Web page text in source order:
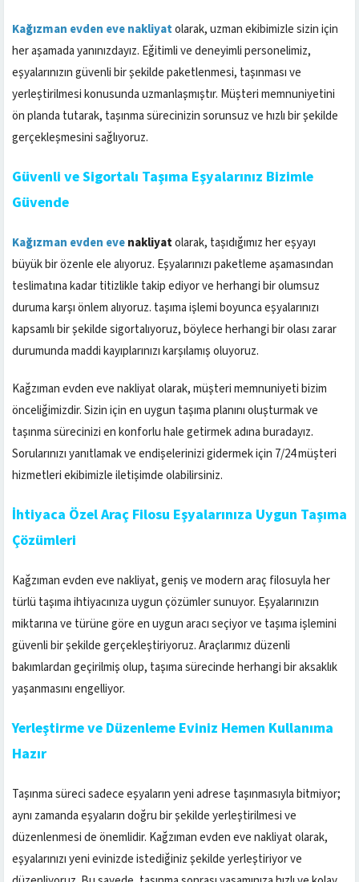
Kağızman evden eve nakliyatolarak, uzman ekibimizle sizin için
her aşamada yanınızdayız. Eğitimli ve deneyimli personelimiz,
eşyalarınızın güvenli bir şekilde paketlenmesi, taşınması ve
yerleştirilmesi konusunda uzmanlaşmıştır. Müşteri memnuniyetini
ön planda tutarak, taşınma sürecinizin sorunsuz ve hızlı bir şekilde
gerçekleşmesini sağlıyoruz.
Güvenli ve Sigortalı Taşıma Eşyalarınız Bizimle
Güvende
Kağızman evden evenakliyatolarak, taşıdığımız her eşyayı
büyük bir özenle ele alıyoruz. Eşyalarınızı paketleme aşamasından
teslimatına kadar titizlikle takip ediyor ve herhangi bir olumsuz
duruma karşı önlem alıyoruz. taşıma işlemi boyunca eşyalarınızı
kapsamlı bir şekilde sigortalıyoruz, böylece herhangi bir olası zarar
durumunda maddi kayıplarınızı karşılamış oluyoruz.
Kağzıman evden eve nakliyat olarak, müşteri memnuniyeti bizim
önceliğimizdir. Sizin için en uygun taşıma planını oluşturmak ve
taşınma sürecinizi en konforlu hale getirmek adına buradayız.
Sorularınızı yanıtlamak ve endişelerinizi gidermek için 7/24 müşteri
hizmetleri ekibimizle iletişimde olabilirsiniz.
İhtiyaca Özel Araç Filosu Eşyalarınıza Uygun Taşıma
Çözümleri
Kağzıman evden eve nakliyat, geniş ve modern araç filosuyla her
türlü taşıma ihtiyacınıza uygun çözümler sunuyor. Eşyalarınızın
miktarına ve türüne göre en uygun aracı seçiyor ve taşıma işlemini
güvenli bir şekilde gerçekleştiriyoruz. Araçlarımız düzenli
bakımlardan geçirilmiş olup, taşıma sürecinde herhangi bir aksaklık
yaşanmasını engelliyor.
Yerleştirme ve Düzenleme Eviniz Hemen Kullanıma
Hazır
Taşınma süreci sadece eşyaların yeni adrese taşınmasıyla bitmiyor;
aynı zamanda eşyaların doğru bir şekilde yerleştirilmesi ve
düzenlenmesi de önemlidir. Kağzıman evden eve nakliyat olarak,
eşyalarınızı yeni evinizde istediğiniz şekilde yerleştiriyor ve